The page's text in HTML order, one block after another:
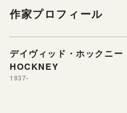
作家プロフィール
デイヴィッド・ホックニ
HOCKNEY
1937-